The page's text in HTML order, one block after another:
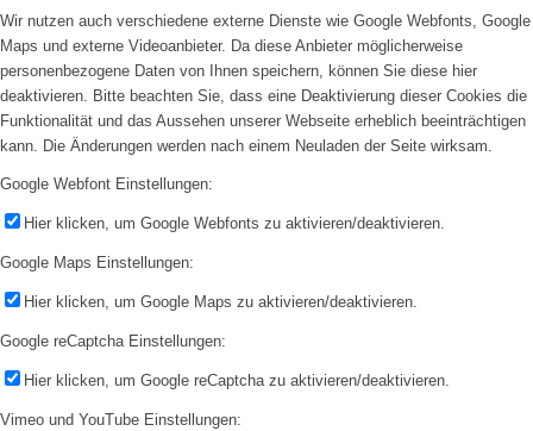
Wir nutzen auch verschiedene externe Dienste wie Google Webfonts, Google
Maps und externe Videoanbieter. Da diese Anbieter möglicherweise
personenbezogene Daten von Ihnen speichern, können Sie diese hier
deaktivieren. Bitte beachten Sie, dass eine Deaktivierung dieser Cookies die
Funktionalität und das Aussehen unserer Webseite erheblich beeinträchtigen
kann. Die Änderungen werden nach einem Neuladen der Seite wirksam.
Google Webfont Einstellungen:
Hier klicken, um Google Webfonts zu aktivieren/deaktivieren.
Google Maps Einstellungen:
Hier klicken, um Google Maps zu aktivieren/deaktivieren.
Google reCaptcha Einstellungen:
Hier klicken, um Google reCaptcha zu aktivieren/deaktivieren.
Vimeo und YouTube Einstellungen: